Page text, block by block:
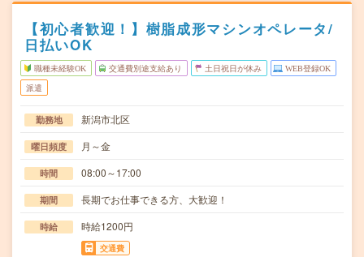
【初心者歓迎！】樹脂成形マシンオペレータ/
日払いOK
職種未経験OK 交通費別途支給あり 土日祝日が休み WEB登録OK
派遣
勤務地 新潟市北区
曜日頻度 月～金
時間 08:00～17:00
期間 長期でお仕事できる方、大歓迎！
時給 時給1200円
交通費